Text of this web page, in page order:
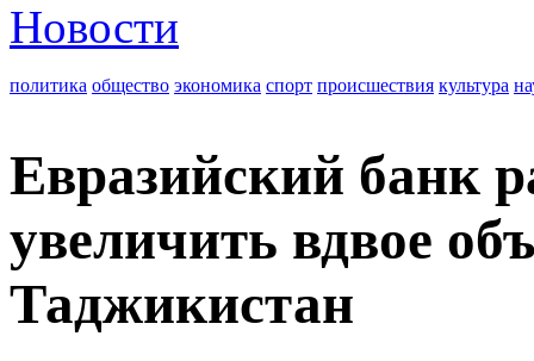
Новости
политика общество экономика спорт происшествия культура
Евразийский банк
увеличить вдвое
Таджикистан